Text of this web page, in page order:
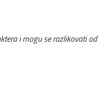
i mogu se razlikovati od